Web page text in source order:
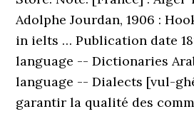
Adolphe Jourdan, 1906 :
in ielts … Publication date
language -- Dictionaries
language -- Dialects [vul-
garantir la qualité des